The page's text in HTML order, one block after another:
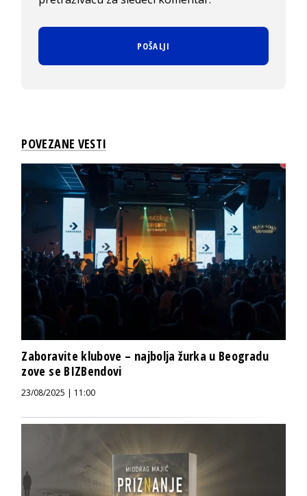
POVEZANE VESTI
Zaboravite klubove – najbolja žurka u Beogradu
zove se BIZBendovi
23/08/2025 | 11:00